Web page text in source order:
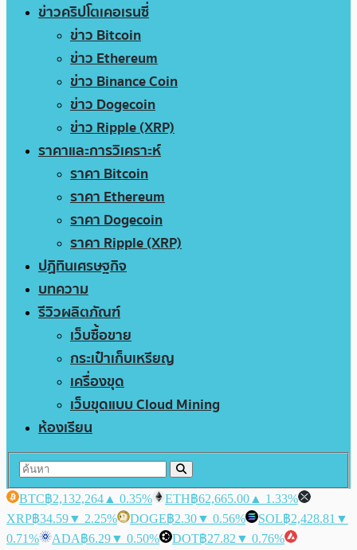
ข่าวคริปโตเคอเรนซี่
ข่าว Bitcoin
ข่าว Ethereum
ข่าว Binance Coin
ข่าว Dogecoin
ข่าว Ripple (XRP)
ราคาและการวิเคราะห์
ราคา Bitcoin
ราคา Ethereum
ราคา Dogecoin
ราคา Ripple (XRP)
ปฏิทินเศรษฐกิจ
บทความ
รีวิวผลิตภัณฑ์
เว็บซื้อขาย
กระเป๋าเก็บเหรียญ
เครื่องขุด
เว็บขุดแบบ Cloud Mining
ห้องเรียน
BTC฿2,132,264 ▲ 0.35% ETH฿62,665.00 ▲ 1.33%
XRP฿34.59▼ 2.25% DOGE฿2.30▼ 0.56% SOL฿2,428.81 ▼
0.71%
ADA฿6.29▼ 0.50% DOT฿27.82 ▼ 0.76%